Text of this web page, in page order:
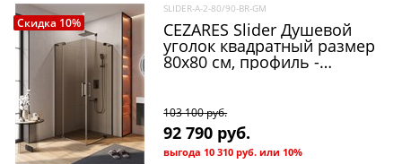
Скидка 10%
SLIDER-A-2-80/90-BR-GM
CEZARES Slider Душевой
уголок квадратный размер
80x80 см, профиль -
103 100 руб.
92 790 руб.
выгода 10 310 руб. или 10%